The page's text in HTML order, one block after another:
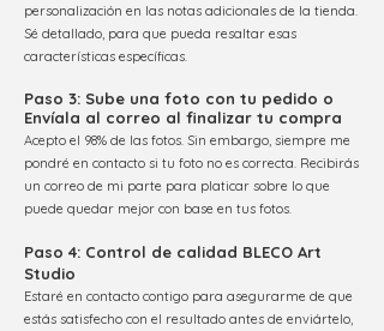
personalización en las notas adicionales de la tienda.
Sé detallado, para que pueda resaltar esas
características específicas.
Paso 3: Sube una foto con tu pedido o
Envíala al correo al finalizar tu compra
Acepto el 98% de las fotos. Sin embargo, siempre me
pondré en contacto si tu foto no es correcta. Recibirás
un correo de mi parte para platicar sobre lo que
puede quedar mejor con base en tus fotos.
Paso 4: Control de calidad BLECO Art
Studio
Estaré en contacto contigo para asegurarme de que
estás satisfecho con el resultado antes de enviártelo,